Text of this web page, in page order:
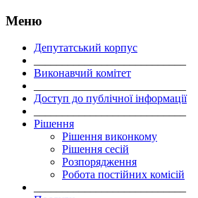
Меню
Депутатський корпус
Виконавчий комітет
Доступ до публічної інформації
Рішення
Рішення виконкому
Рішення сесій
Розпорядження
Робота постійних комісій